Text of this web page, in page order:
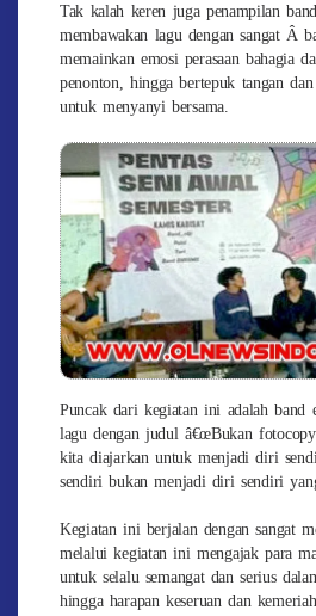
Tak kalah keren juga penampilan
membawakan lagu dengan sangat Â
memainkan emosi perasaan bahagia
penonton, hingga bertepuk tangan
untuk menyanyi bersama.
Puncak dari kegiatan ini adalah band
lagu dengan judul â€œBukan
kita diajarkan untuk menjadi diri
sendiri bukan menjadi diri sendiri
Kegiatan ini berjalan dengan sangat
melalui kegiatan ini mengajak para
untuk selalu semangat dan serius
hingga harapan keseruan dan